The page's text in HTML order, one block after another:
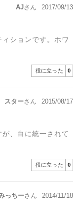
AJさん 2017/09/13
ションです。ホワ
役に立った 0
スターさん 2015/08/17
、白に統一されて
役に立った 0
っちーさん 2014/11/18